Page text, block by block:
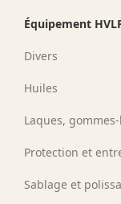
Équipement
Divers
Huiles
Laques,
Protection et
Sablage et